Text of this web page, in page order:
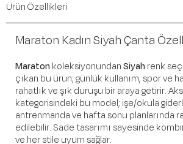
Ürün Özellikleri
Maraton Kadın Siyah Çanta
Maraton koleksiyonundanSiyah renk
çıkan bu ürün; günlük kullanım, spor ve
rahatlık ve şık duruşu bir araya getirir.
kategorisindeki bu model; işe/okula
antrenmanda ve hafta sonu planlarında
edilebilir. Sade tasarımı sayesinde
ve her stile uyum sağlar.